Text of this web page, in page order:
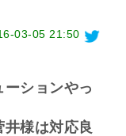
03-05 21:50
ションやっ
様は対応良